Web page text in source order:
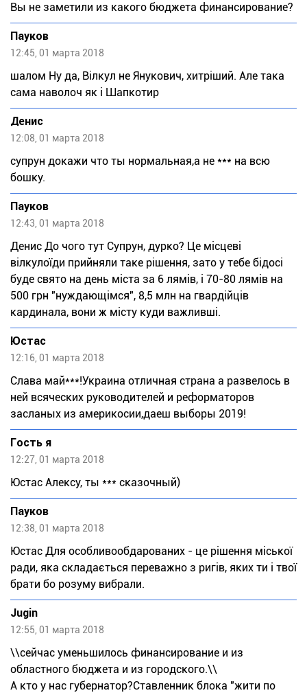
Вы не заметили из какого бюджета финансирование?
Пауков
12:45, 01 марта 2018
шалом Ну да, Вілкул не Янукович, хитріший. Але така
сама наволоч як і Шапкотир
Денис
12:08, 01 марта 2018
супрун докажи что ты нормальная,а не *** на всю
бошку.
Пауков
12:43, 01 марта 2018
Денис До чого тут Супрун, дурко? Це місцеві
вілкулоїди прийняли таке рішення, зато у тебе бідосі
буде свято на день міста за 6 лямів, і 70-80 лямів на
500 грн "нуждающімся", 8,5 млн на гвардійців
кардинала, вони ж місту куди важливші.
Юстас
12:16, 01 марта 2018
Слава май***!Украина отличная страна а развелось в
ней всяческих руководителей и реформаторов
засланых из америкосии,даеш выборы 2019!
Гость я
12:27, 01 марта 2018
Юстас Алексу, ты *** сказочный)
Пауков
12:38, 01 марта 2018
Юстас Для особливообдарованих - це рішення міської
ради, яка складається переважно з ригів, яких ти і твої
брати бо розуму вибрали.
Jugin
12:55, 01 марта 2018
\\сейчас уменьшилось финансирование и из
областного бюджета и из городского.\\
А кто у нас губернатор?Ставленник блока "жити по